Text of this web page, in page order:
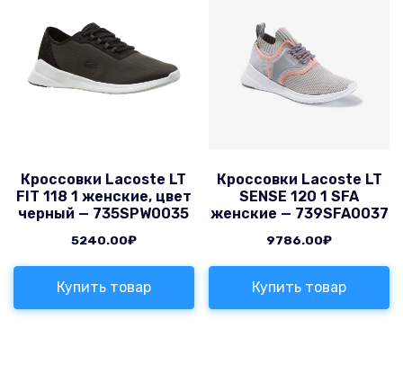
Кроссовки Lacoste LT
FIT 118 1 женские, цвет
черный — 735SPW0035
5240.00₽
Купить товар
Кроссовки Lacoste LT
SENSE 120 1 SFA
женские — 739SFA0037
9786.00₽
Купить товар